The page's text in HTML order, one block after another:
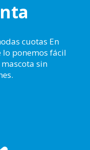
cuotas En
lo ponemos fácil
sin